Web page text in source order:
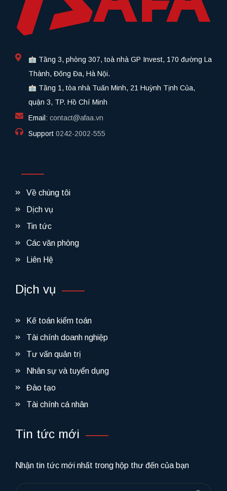
Tầng 3, phòng 307, toà nhà GP Invest, 170 đường La
Thành, Đống Đa, Hà Nội.
Tầng 1, tòa nhà Tuấn Minh, 21 Huỳnh Tịnh Của,
quận 3, TP. Hồ Chí Minh
Email: contact@afaa.vn
Support 0242-2002-555​
Về chúng tôi
Dịch vụ
Tin tức
Các văn phòng
Liên Hệ
Dịch vụ
Kế toán kiểm toán
Tài chính doanh nghiệp
Tư vấn quản trị
Nhân sự và tuyển dụng
Đào tạo
Tài chính cá nhân
Tin tức mới
Nhận tin tức mới nhất trong hộp thư đến của bạn